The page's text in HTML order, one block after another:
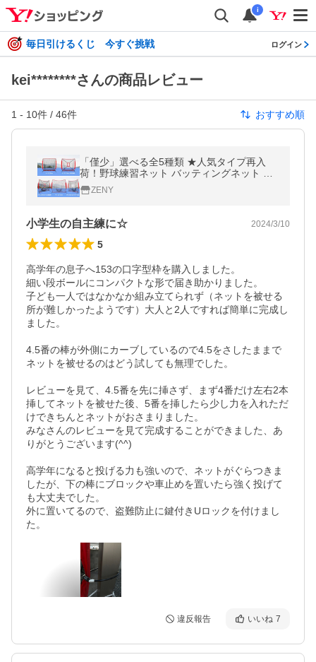
i
毎日引けるくじ 今すぐ挑戦 ログイン
kei********さんの商品レビュー
1 - 10件 / 46件 おすすめ順
「僅少」選べる全5種類 ★人気タイプ再入
荷！野球練習ネット バッティングネット ピ
ッチングネット 打撃 投球 ボール受けネット
ZENY
小学生の自主練に☆ 2024/3/10
5
高学年の息子へ153の口字型枠を購入しました。
細い段ボールにコンパクトな形で届き助かりました。
子ども一人ではなかなか組み立てられず（ネットを被せる
所が難しかったようです）大人と2人ですれば簡単に完成し
ました。
4.5番の棒が外側にカーブしているので4.5をさしたままで
ネットを被せるのはどう試しても無理でした。
レビューを見て、4.5番を先に挿さず、まず4番だけ左右2本
挿してネットを被せた後、5番を挿したら少し力を入れただ
けできちんとネットがおさまりました。
みなさんのレビューを見て完成することができました、あ
りがとうございます(^^)
高学年になると投げる力も強いので、ネットがぐらつきま
したが、下の棒にブロックや車止めを置いたら強く投げて
も大丈夫でした。
外に置いてるので、盗難防止に鍵付きUロックを付けまし
た。
違反報告 いいね 7